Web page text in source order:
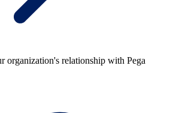
organization's relationship with Pega